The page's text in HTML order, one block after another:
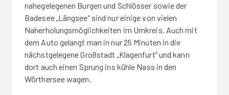
nahegelegenen Burgen und Schlösser sowie der
Badesee „Längsee“ sind nur einige von vielen
Naherholungsmöglichkeiten im Umkreis. Auch mit
dem Auto gelangt man in nur 25 Minuten in die
nächstgelegene Großstadt „Klagenfurt“ und kann
dort auch einen Sprung ins kühle Nass in den
Wörthersee wagen.